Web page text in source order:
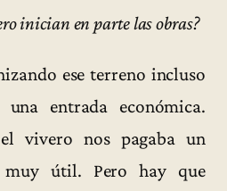
inician en parte las obras?
ese terreno incluso
entrada económica.
vivero nos pagaba un
muy útil. Pero hay que